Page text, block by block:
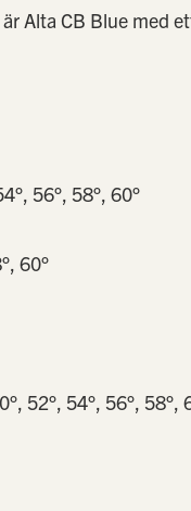
Alta CB Blue med
56°, 58°, 60°
60°
52°, 54°, 56°, 58°,